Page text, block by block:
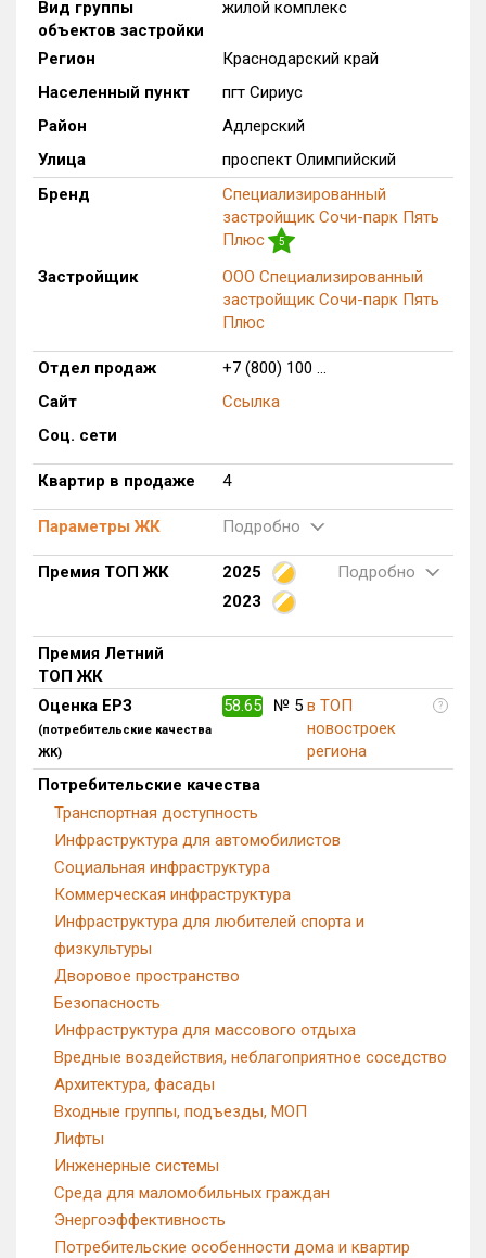
Только новые
от до
с продажами
Найдено:
Многоквартирных домов
0 из 3 375
Поселков таунхаусов
Многоквартирных домов
Блокированных домов
0 из 500
блоков в БД
4 из 66 225
Вид группы
объектов застройки
жилой комплекс
Регион
Краснодарский край
Населенный пункт
пгт Сириус
Район
Адлерский
Улица
проспект Олимпийский
Бренд
Специализированный
застройщик Сочи-парк Пять
Плюс
5
Застройщик
ООО Специализированный
застройщик Сочи-парк Пять
Плюс
Отдел продаж
+7 (800) 100 ...
Сайт
Ссылка
Соц. сети
Квартир в продаже 4
Параметры ЖК Подробно
Премия ТОП ЖК 2025
Подробно
2023
Премия Летний
ТОП ЖК
Оценка ЕРЗ
(потребительские качества
ЖК)
58.65 № 5 в ТОП
новостроек
региона
?
Потребительские качества
Транспортная доступность
Инфраструктура для автомобилистов
Социальная инфраструктура
Коммерческая инфраструктура
Инфраструктура для любителей спорта и
физкультуры
Дворовое пространство
Безопасность
Инфраструктура для массового отдыха
Вредные воздействия, неблагоприятное соседство
Архитектура, фасады
Входные группы, подъезды, МОП
Лифты
Инженерные системы
Среда для маломобильных граждан
Энергоэффективность
Потребительские особенности дома и квартир